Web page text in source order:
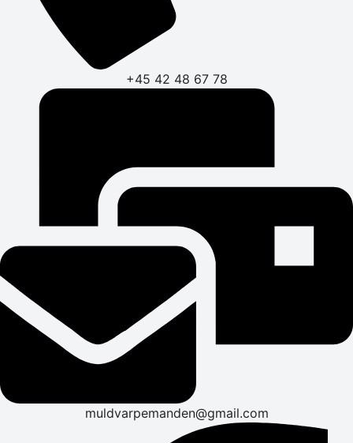
+45 42 48 67 78
muldvarpemanden@gmail.com